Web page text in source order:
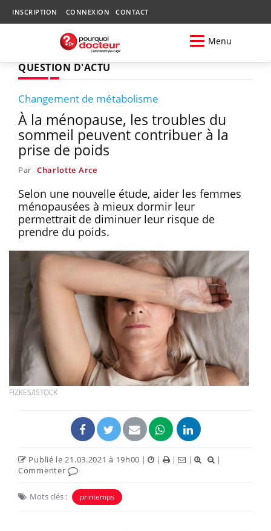
INSCRIPTION CONNEXION CONTACT
Menu
QUESTION D'ACTU
Changement de métabolisme
À la ménopause, les troubles du
sommeil peuvent contribuer à la
prise de poids
Par Charlotte Arce
Selon une nouvelle étude, aider les femmes
ménopausées à mieux dormir leur
permettrait de diminuer leur risque de
prendre du poids.
FIZKES/ISTOCK
Publié le 21.03.2021 à 19h00 | | | |
|
Commenter
Mots clés : printemps